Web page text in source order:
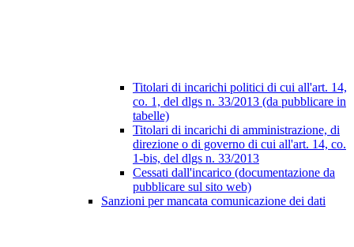
Titolari di incarichi politici di cui all'art. 14,
co. 1, del dlgs n. 33/2013 (da pubblicare in
tabelle)
Titolari di incarichi di amministrazione, di
direzione o di governo di cui all'art. 14, co.
1-bis, del dlgs n. 33/2013
Cessati dall'incarico (documentazione da
pubblicare sul sito web)
Sanzioni per mancata comunicazione dei dati